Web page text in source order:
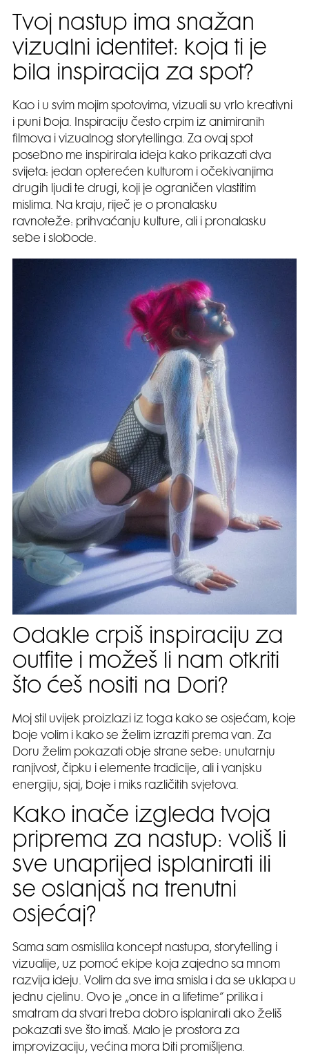
Tvoj nastup ima snažan
vizualni identitet: koja ti je
bila inspiracija za spot?
Kao i u svim mojim spotovima, vizuali su vrlo kreativni
i puni boja. Inspiraciju često crpim iz animiranih
filmova i vizualnog storytellinga. Za ovaj spot
posebno me inspirirala ideja kako prikazati dva
svijeta: jedan opterećen kulturom i očekivanjima
drugih ljudi te drugi, koji je ograničen vlastitim
mislima. Na kraju, riječ je o pronalasku
ravnoteže: prihvaćanju kulture, ali i pronalasku
sebe i slobode.
Odakle crpiš inspiraciju za
outfite i možeš li nam otkriti
što ćeš nositi na Dori?
Moj stil uvijek proizlazi iz toga kako se osjećam, koje
boje volim i kako se želim izraziti prema van. Za
Doru želim pokazati obje strane sebe: unutarnju
ranjivost, čipku i elemente tradicije, ali i vanjsku
energiju, sjaj, boje i miks različitih svjetova.
Kako inače izgleda tvoja
priprema za nastup: voliš li
sve unaprijed isplanirati ili
se oslanjaš na trenutni
osjećaj?
Sama sam osmislila koncept nastupa, storytelling i
vizualije, uz pomoć ekipe koja zajedno sa mnom
razvija ideju. Volim da sve ima smisla i da se uklapa u
jednu cjelinu. Ovo je „once in a lifetime“ prilika i
smatram da stvari treba dobro isplanirati ako želiš
pokazati sve što imaš. Malo je prostora za
improvizaciju, većina mora biti promišljena.